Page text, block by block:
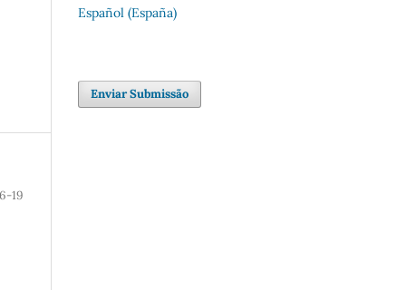
6-19
Español (España)
Enviar Submissão